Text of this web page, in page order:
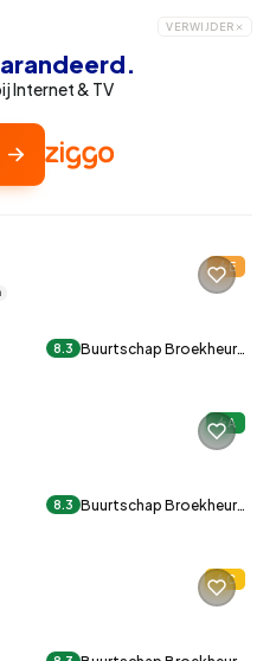
VERWIJDER
Internet & TV
E
8.3 Buurtschap Broekheur…
A
8.3 Buurtschap Broekheur…
C